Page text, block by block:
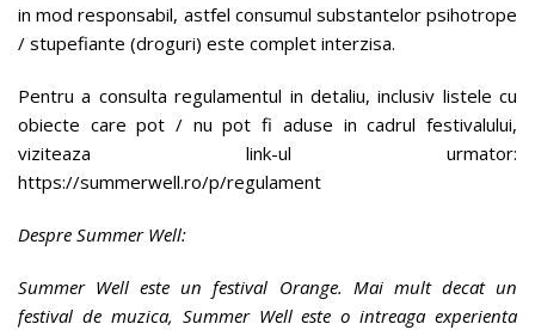
in mod responsabil, astfel consumul substantelor psihotrope
/ stupefiante (droguri) este complet interzisa.
Pentru a consulta regulamentul in detaliu, inclusiv listele cu
obiecte care pot / nu pot fi aduse in cadrul festivalului,
viziteaza link-ul urmator:
https://summerwell.ro/p/regulament
Despre Summer Well:
Summer Well este un festival Orange. Mai mult decat un
festival de muzica, Summer Well este o intreaga experienta